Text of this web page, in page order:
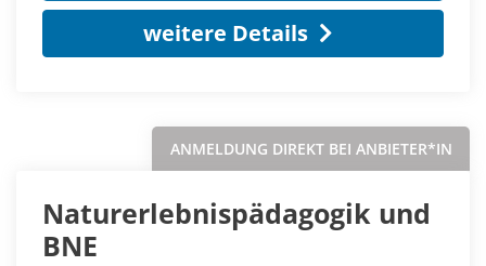
weitere Details
ANMELDUNG DIREKT BEI ANBIETER*IN
Naturerlebnispädagogik und
BNE